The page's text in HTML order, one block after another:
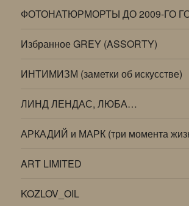
ФОТОНАТЮРМОРТЫ ДО 2009-ГО
Избранное GREY (ASSORTY)
ИНТИМИЗМ (заметки об искусстве)
ЛИНД ЛЕНДАС, ЛЮБА…
АРКАДИЙ и МАРК (три момента
ART LIMITED
KOZLOV_OIL